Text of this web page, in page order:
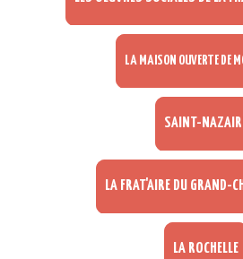
LA MAISON OUVERTE DE
SAINT-
LA FRAT'AIRE DU GRAND-
LA ROCHELLE